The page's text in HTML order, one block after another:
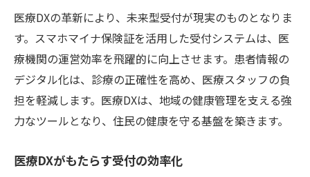
医療DXの革新により、未来型受付が現実のものとなりま
す。スマホマイナ保険証を活用した受付システムは、医
療機関の運営効率を飛躍的に向上させます。患者情報の
デジタル化は、診療の正確性を高め、医療スタッフの負
担を軽減します。医療DXは、地域の健康管理を支える強
力なツールとなり、住民の健康を守る基盤を築きます。
医療DXがもたらす受付の効率化